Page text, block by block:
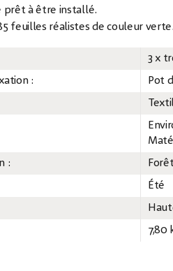
prêt à être installé.
feuilles réalistes de couleur verte.
3 x
:
Pot
:
Été
7,80